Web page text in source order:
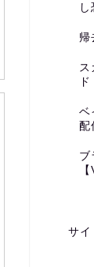
帰
ベ
配
ブ
サイ